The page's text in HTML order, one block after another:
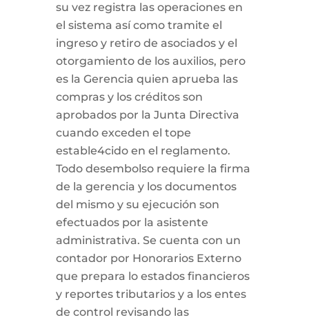
su vez registra las operaciones en
el sistema así como tramite el
ingreso y retiro de asociados y el
otorgamiento de los auxilios, pero
es la Gerencia quien aprueba las
compras y los créditos son
aprobados por la Junta Directiva
cuando exceden el tope
estable4cido en el reglamento.
Todo desembolso requiere la firma
de la gerencia y los documentos
del mismo y su ejecución son
efectuados por la asistente
administrativa. Se cuenta con un
contador por Honorarios Externo
que prepara lo estados financieros
y reportes tributarios y a los entes
de control revisando las